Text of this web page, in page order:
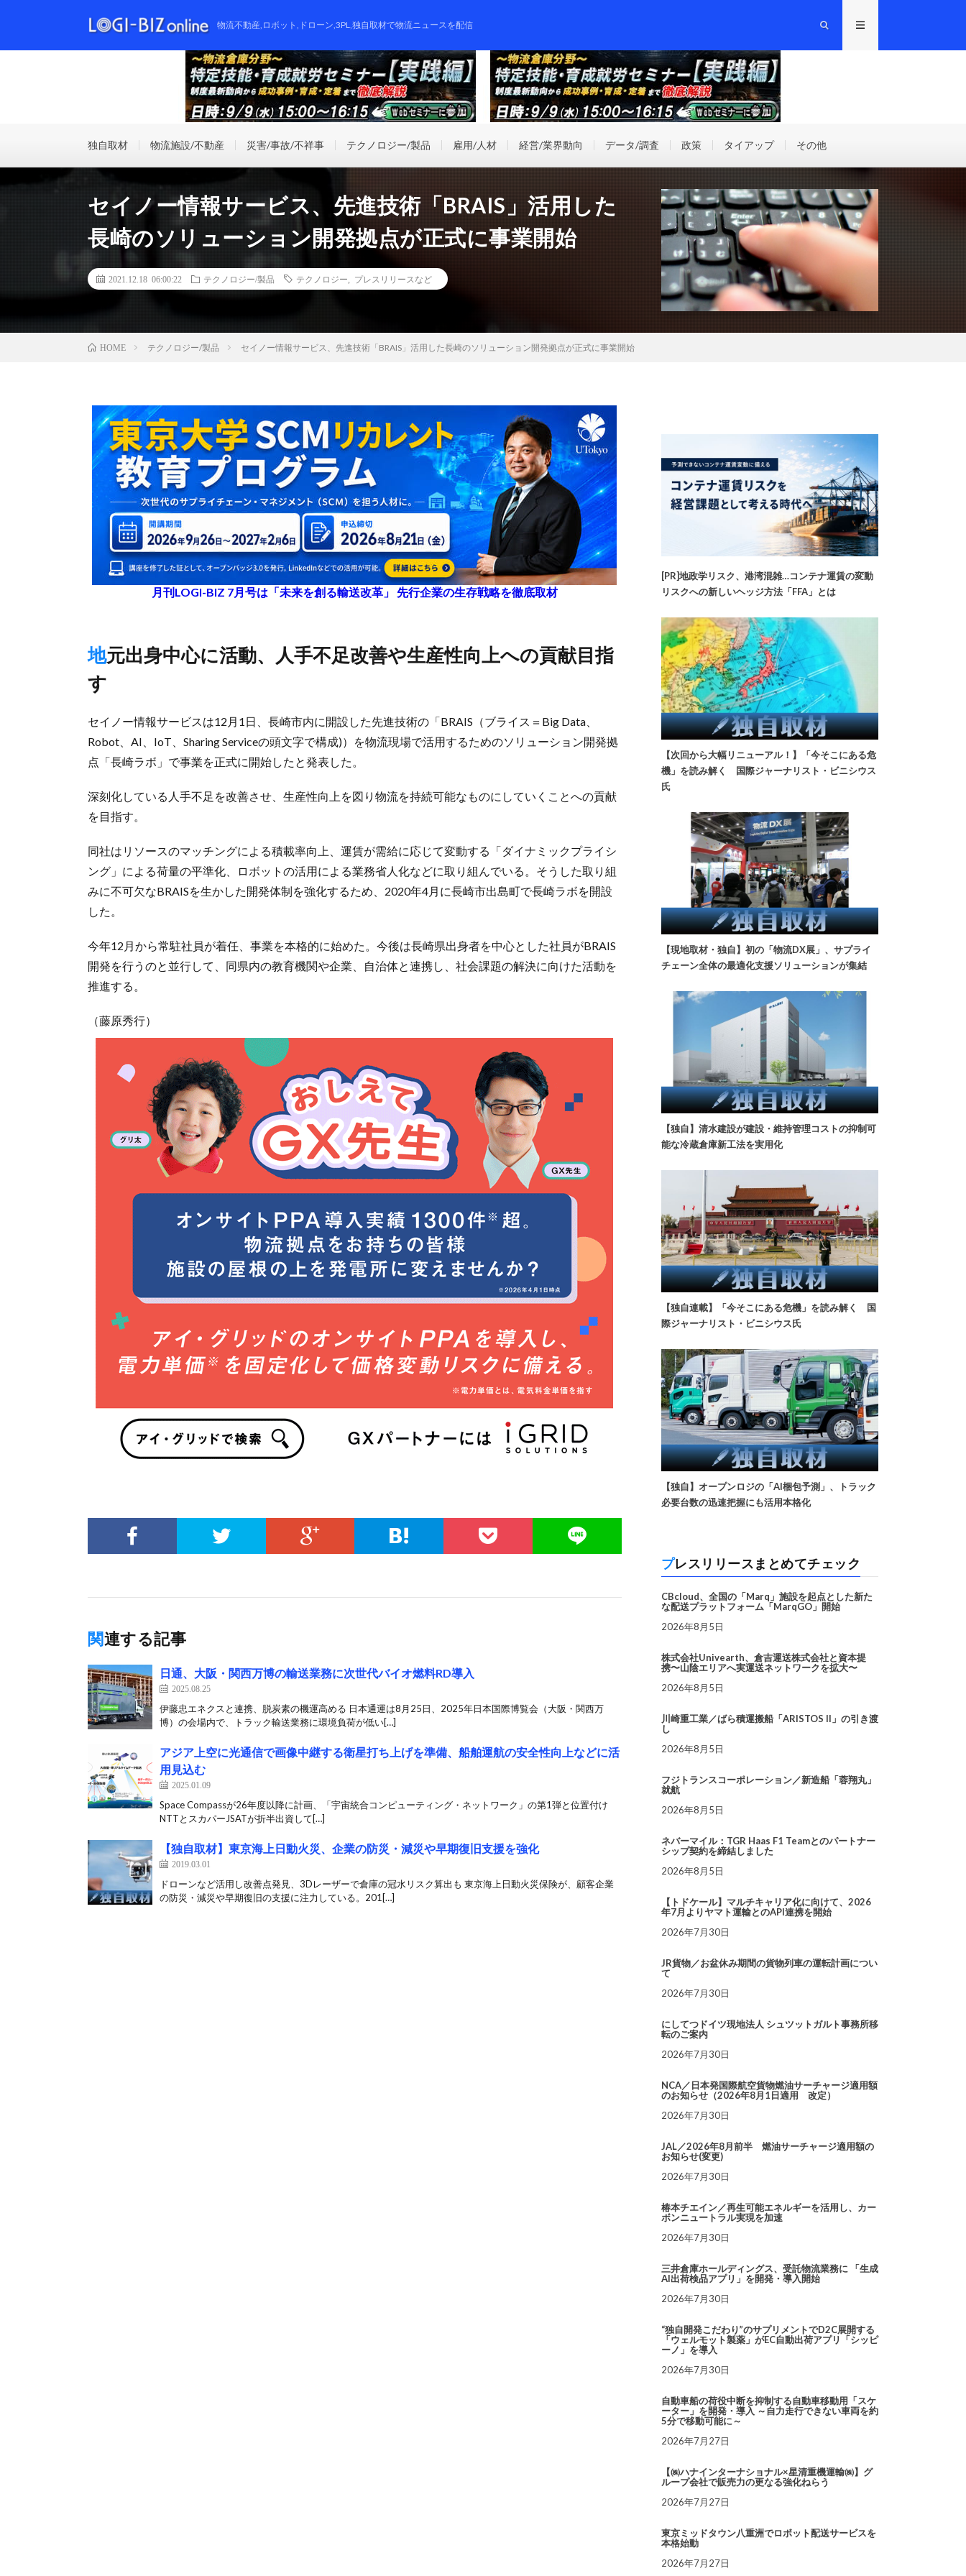
物流不動産,ロボット,ドローン,3PL,独自取材で物流ニュースを配信
独自取材 物流施設/不動産 災害/事故/不祥事 テクノロジー/製品 雇用/人材 経営/業界動向 データ/調査 政策 タイアップ その他
セイノー情報サービス、先進技術「BRAIS」活用した
長崎のソリューション開発拠点が正式に事業開始
2021.12.18 06:00:22 テクノロジー/製品 テクノロジー プレスリリースなど
HOME テクノロジー/製品 セイノー情報サービス、先進技術「BRAIS」活用した長崎のソリューション開発拠点が正式に事業開始
月刊LOGI-BIZ 7月号は「未来を創る輸送改革」 先行企業の生存戦略を徹底取材
地元出身中心に活動、人手不足改善や生産性向上への貢献目指
す
セイノー情報サービスは12月1日、長崎市内に開設した先進技術の「BRAIS（ブライス＝Big Data、
Robot、AI、IoT、Sharing Serviceの頭文字で構成)）を物流現場で活用するためのソリューション開発拠
点「長崎ラボ」で事業を正式に開始したと発表した。
深刻化している人手不足を改善させ、生産性向上を図り物流を持続可能なものにしていくことへの貢献
を目指す。
同社はリソースのマッチングによる積載率向上、運賃が需給に応じて変動する「ダイナミックプライシ
ング」による荷量の平準化、ロボットの活用による業務省人化などに取り組んでいる。そうした取り組
みに不可欠なBRAISを生かした開発体制を強化するため、2020年4月に長崎市出島町で長崎ラボを開設
した。
今年12月から常駐社員が着任、事業を本格的に始めた。今後は長崎県出身者を中心とした社員がBRAIS
開発を行うのと並行して、同県内の教育機関や企業、自治体と連携し、社会課題の解決に向けた活動を
推進する。
（藤原秀行）
関連する記事
日通、大阪・関西万博の輸送業務に次世代バイオ燃料RD導入
2025.08.25
伊藤忠エネクスと連携、脱炭素の機運高める 日本通運は8月25日、2025年日本国際博覧会（大阪・関西万
博）の会場内で、トラック輸送業務に環境負荷が低い[…]
アジア上空に光通信で画像中継する衛星打ち上げを準備、船舶運航の安全性向上などに活
用見込む
2025.01.09
Space Compassが26年度以降に計画、「宇宙統合コンピューティング・ネットワーク」の第1弾と位置付け
NTTとスカパーJSATが折半出資して[…]
【独自取材】東京海上日動火災、企業の防災・減災や早期復旧支援を強化
2019.03.01
ドローンなど活用し改善点発見、3Dレーザーで倉庫の冠水リスク算出も 東京海上日動火災保険が、顧客企業
の防災・減災や早期復旧の支援に注力している。201[…]
[PR]地政学リスク、港湾混雑…コンテナ運賃の変動
リスクへの新しいヘッジ方法「FFA」とは
【次回から大幅リニューアル！】「今そこにある危
機」を読み解く 国際ジャーナリスト・ビニシウス
氏
【現地取材・独自】初の「物流DX展」、サプライ
チェーン全体の最適化支援ソリューションが集結
【独自】清水建設が建設・維持管理コストの抑制可
能な冷蔵倉庫新工法を実用化
【独自連載】「今そこにある危機」を読み解く 国
際ジャーナリスト・ビニシウス氏
【独自】オープンロジの「AI梱包予測」、トラック
必要台数の迅速把握にも活用本格化
プレスリリースまとめてチェック
CBcloud、全国の「Marq」施設を起点とした新た
な配送プラットフォーム「MarqGO」開始
2026年8月5日
株式会社Univearth、倉吉運送株式会社と資本提
携〜山陰エリアへ実運送ネットワークを拡大〜
2026年8月5日
川崎重工業／ばら積運搬船「ARISTOS II」の引き渡
し
2026年8月5日
フジトランスコーポレーション／新造船「蓉翔丸」
就航
2026年8月5日
ネバーマイル：TGR Haas F1 Teamとのパートナー
シップ契約を締結しました
2026年8月5日
【トドケール】マルチキャリア化に向けて、2026
年7月よりヤマト運輸とのAPI連携を開始
2026年7月30日
JR貨物／お盆休み期間の貨物列車の運転計画につい
て
2026年7月30日
にしてつドイツ現地法人 シュツットガルト事務所移
転のご案内
2026年7月30日
NCA／日本発国際航空貨物燃油サーチャージ適用額
のお知らせ（2026年8月1日適用 改定）
2026年7月30日
JAL／2026年8月前半 燃油サーチャージ適用額の
お知らせ(変更)
2026年7月30日
椿本チエイン／再生可能エネルギーを活用し、カー
ボンニュートラル実現を加速
2026年7月30日
三井倉庫ホールディングス、受託物流業務に 「生成
AI出荷検品アプリ」を開発・導入開始
2026年7月30日
“独自開発こだわり”のサプリメントでD2C展開する
「ウェルモット製薬」がEC自動出荷アプリ「シッピ
ーノ」を導入
2026年7月30日
自動車船の荷役中断を抑制する自動車移動用「スケ
ーター」を開発・導入 ～自力走行できない車両を約
5分で移動可能に～
2026年7月27日
【㈱ハナインターナショナル×星清重機運輸㈱】グ
ループ会社で販売力の更なる強化ねらう
2026年7月27日
東京ミッドタウン八重洲でロボット配送サービスを
本格始動
2026年7月27日